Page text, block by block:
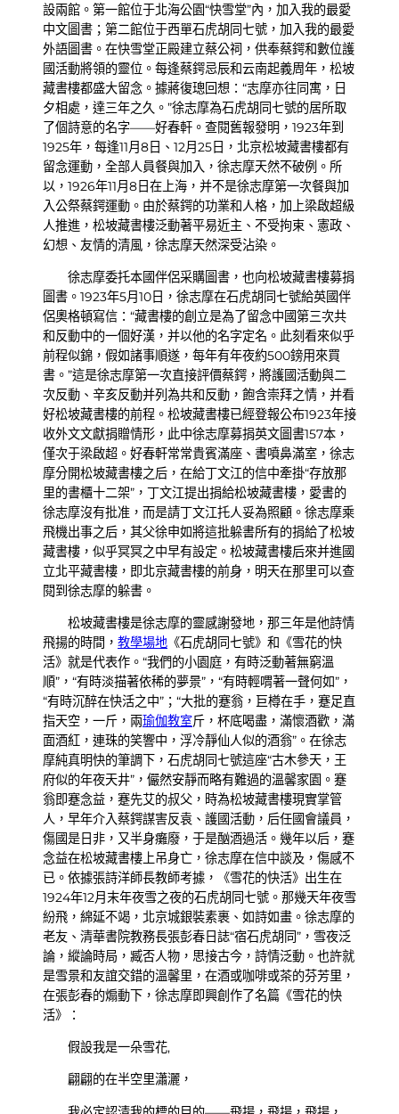
設兩館。第一館位于北海公園“快雪堂”內，加入我的最愛
中文圖書；第二館位于西單石虎胡同七號，加入我的最愛
外語圖書。在快雪堂正殿建立蔡公祠，供奉蔡鍔和數位護
國活動將領的靈位。每逢蔡鍔忌辰和云南起義周年，松坡
藏書樓都盛大留念。據蔣復璁回想：“志摩亦往同寓，日
夕相處，達三年之久。”徐志摩為石虎胡同七號的居所取
了個詩意的名字——好春軒。查閱舊報發明，1923年到
1925年，每逢11月8日、12月25日，北京松坡藏書樓都有
留念運動，全部人員餐與加入，徐志摩天然不破例。所
以，1926年11月8日在上海，并不是徐志摩第一次餐與加
入公祭蔡鍔運動。由於蔡鍔的功業和人格，加上梁啟超級
人推進，松坡藏書樓泛動著平易近主、不受拘束、憲政、
幻想、友情的清風，徐志摩天然深受沾染。
徐志摩委托本國伴侶采購圖書，也向松坡藏書樓募捐
圖書。1923年5月10日，徐志摩在石虎胡同七號給英國伴
侶奧格頓寫信：“藏書樓的創立是為了留念中國第三次共
和反動中的一個好漢，并以他的名字定名。此刻看來似乎
前程似錦，假如諸事順遂，每年有年夜約500鎊用來買
書。”這是徐志摩第一次直接評價蔡鍔，將護國活動與二
次反動、辛亥反動并列為共和反動，飽含崇拜之情，并看
好松坡藏書樓的前程。松坡藏書樓已經登報公布1923年接
收外文文獻捐贈情形，此中徐志摩募捐英文圖書157本，
僅次于梁啟超。好春軒常常貴賓滿座、書噴鼻滿室，徐志
摩分開松坡藏書樓之后，在給丁文江的信中牽掛“存放那
里的書櫃十二架”，丁文江提出捐給松坡藏書樓，愛書的
徐志摩沒有批准，而是請丁文江托人妥為照顧。徐志摩乘
飛機出事之后，其父徐申如將這批躲書所有的捐給了松坡
藏書樓，似乎冥冥之中早有設定。松坡藏書樓后來并進國
立北平藏書樓，即北京藏書樓的前身，明天在那里可以查
閱到徐志摩的躲書。
松坡藏書樓是徐志摩的靈感謝發地，那三年是他詩情
飛揚的時間， 教學場地 《石虎胡同七號》和《雪花的快
活》就是代表作。“我們的小園庭，有時泛動著無窮溫
順”，“有時淡描著依稀的夢景”，“有時輕喟著一聲何如”，
“有時沉醉在快活之中”；“大批的蹇翁，巨樽在手，蹇足直
指天空，一斤，兩瑜伽教室斤，杯底喝盡，滿懷酒歡，滿
面酒紅，連珠的笑響中，浮冷靜仙人似的酒翁”。在徐志
摩純真明快的筆調下，石虎胡同七號這座“古木參天，王
府似的年夜天井”，儼然安靜而略有難過的溫馨家園。蹇
翁即蹇念益，蹇先艾的叔父，時為松坡藏書樓現實掌管
人，早年介入蔡鍔謀害反袁、護國活動，后任國會議員，
傷國是日非，又半身癱廢，于是酗酒過活。幾年以后，蹇
念益在松坡藏書樓上吊身亡，徐志摩在信中談及，傷感不
已。依據張詩洋師長教師考據，《雪花的快活》出生在
1924年12月末年夜雪之夜的石虎胡同七號。那幾天年夜雪
紛飛，綿延不竭，北京城銀裝素裹、如詩如畫。徐志摩的
老友、清華書院教務長張彭春日誌“宿石虎胡同”，雪夜泛
論，縱論時局，臧否人物，思接古今，詩情泛動。也許就
是雪景和友誼交錯的溫馨里，在酒或咖啡或茶的芬芳里，
在張彭春的煽動下，徐志摩即興創作了名篇《雪花的快
活》：
假設我是一朵雪花,
翩翩的在半空里瀟灑，